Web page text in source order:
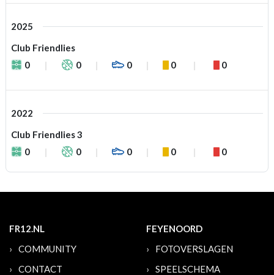
2025
Club Friendlies
0
0 0 0 0
2022
Club Friendlies 3
0
0 0 0 0
FR12.NL
COMMUNITY
CONTACT
FEYENOORD
FOTOVERSLAGEN
SPEELSCHEMA